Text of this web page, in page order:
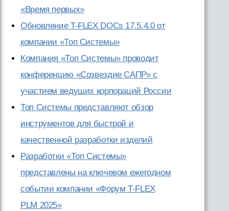
«Время первых»
Обновление T-FLEX DOCs 17.5.4.0 от
компании «Топ Системы»
Компания «Топ Системы» проводит
конференцию «Созвездие САПР» с
участием ведущих корпораций России
Топ Системы представляют обзор
инструментов для быстрой и
качественной разработки изделий
Разработки «Топ Системы»
представлены на ключевом ежегодном
событии компании «Форум T-FLEX
PLM 2025»